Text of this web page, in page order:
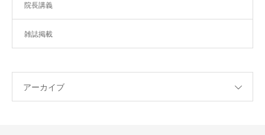
院長講義
雑誌掲載
アーカイブ